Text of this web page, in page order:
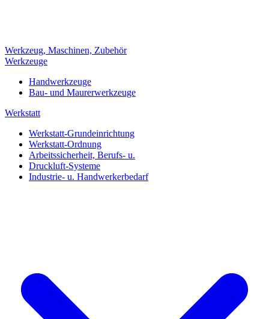
Werkzeug, Maschinen, Zubehör
Werkzeuge
Handwerkzeuge
Bau- und Maurerwerkzeuge
Werkstatt
Werkstatt-Grundeinrichtung
Werkstatt-Ordnung
Arbeitssicherheit, Berufs- u.
Druckluft-Systeme
Industrie- u. Handwerkerbedarf